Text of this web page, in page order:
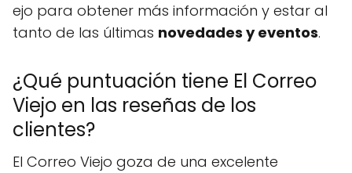
ejo para obtener más información y estar al
tanto de las últimas novedades y eventos.
¿Qué puntuación tiene El Correo
Viejo en las reseñas de los
clientes?
El Correo Viejo goza de una excelente